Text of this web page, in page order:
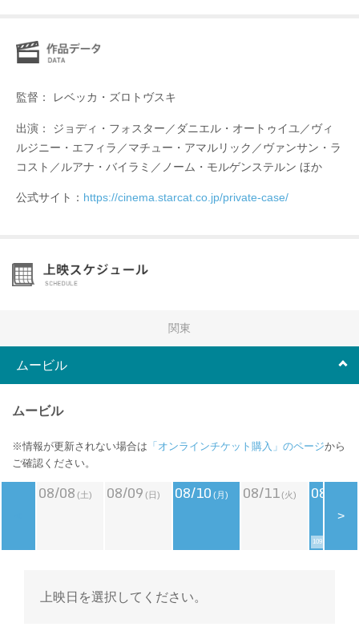
監督： レベッカ・ズロトヴスキ
出演： ジョディ・フォスター／ダニエル・オートゥイユ／ヴィ
ルジニー・エフィラ／マチュー・アマルリック／ヴァンサン・ラ
コスト／ルアナ・バイラミ／ノーム・モルゲンステルン ほか
公式サイト： https://cinema.starcat.co.jp/private-case/
関東
ムービル
ムービル
※情報が更新されない場合は 「オンラインチケット購入」のページから
ご確認ください。
08/08 (土) 08/09 (日) 08/10 (月) 08/11(火) 08/12
109シネマズデ
>
上映日を選択してください。